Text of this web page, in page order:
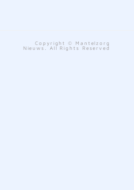
Copyright © Mantelzorg
Nieuws. All Rights Reserved